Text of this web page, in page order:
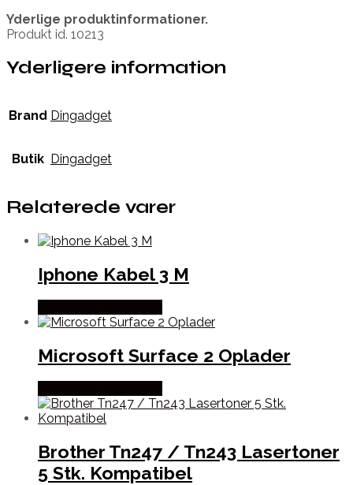
Yderlige produktinformationer.
Produkt id. 10213
Yderligere information
Brand Dingadget
Butik Dingadget
Relaterede varer
Iphone Kabel 3 M
Microsoft Surface 2 Oplader
Brother Tn247 / Tn243 Lasertoner
5 Stk. Kompatibel